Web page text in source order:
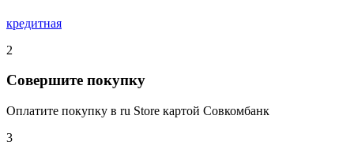
кредитная
2
Совершите покупку
Оплатите покупку в ru Store картой Совкомбанк
3